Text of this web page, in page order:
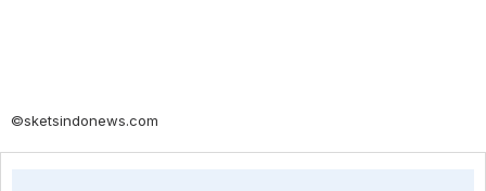
©sketsindonews.com